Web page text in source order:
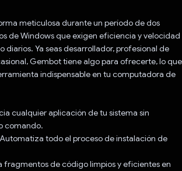
meticulosa durante un período de dos
de Windows que exigen eficiencia y velocidad
diarios. Ya seas desarrollador, profesional de
Gembot tiene algo para ofrecerte, lo que
indispensable en tu computadora de
cualquier aplicación de tu sistema sin
comando.
todo el proceso de instalación de
fragmentos de código limpios y eficientes en